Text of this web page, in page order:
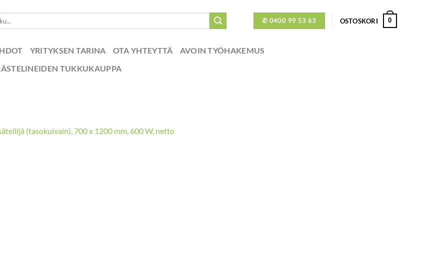
✆ 0400 99 53 63 OSTOSKORI 0
YRITYKSEN TARINA OTA YHTEYTTÄ
AVOIN TYÖHAKEMUS
TUKKUKAUPPA
(tasokuivain), 700 x 1200 mm, 600 W, netto